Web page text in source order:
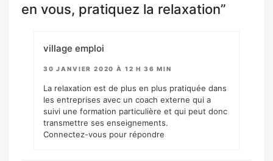
en vous, pratiquez la relaxation”
village emploi
30 JANVIER 2020 À 12 H 36 MIN
La relaxation est de plus en plus pratiquée dans
les entreprises avec un coach externe qui a
suivi une formation particulière et qui peut donc
transmettre ses enseignements.
Connectez-vous pour répondre